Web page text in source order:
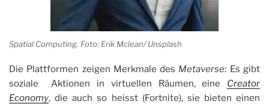
Spatial Computing. Foto: Erik Mclean/ Unsplash
Die Plattformen zeigen Merkmale des Metaverse: Es gibt
soziale Aktionen in virtuellen Räumen, eine Creator
Economy, die auch so heisst (Fortnite), sie bieten einen